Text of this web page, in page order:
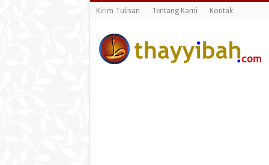
Kirim Tulisan Tentang Kami Kontak